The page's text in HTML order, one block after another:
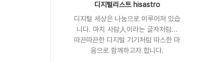
디지털리스트 hisastro
디지털 세상은 나눔으로 이루어져 있습
니다. 마치 사람人이라는 글자처럼...
따끈따끈한 디지털 기기처럼 따스한 마
음으로 함께하고자 합니다.